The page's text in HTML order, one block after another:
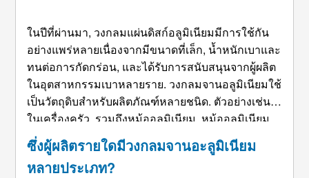
ในปีที่ผ่านมา, วงกลมแผ่นดิสก์อลูมิเนียมมีการใช้กัน
อย่างแพร่หลายเนื่องจากมีขนาดที่เล็ก, น้ำหนักเบาและ
ทนต่อการกัดกร่อน, และได้รับการสนับสนุนจากผู้ผลิต
ในอุตสาหกรรมเบาหลายราย. วงกลมจานอลูมิเนียมใช้
เป็นวัตถุดิบสำหรับผลิตภัณฑ์หลายชนิด. ตัวอย่างเช่น,
ในเครื่องครัว, รวมถึงหม้ออลูมิเนียม, หม้ออลูมิเนียม,
กระทะ, ถาดอบและตะแกรงอลูมิเนียม, ฯลฯ; สำหรับ
แสงสว่าง, เช่น โป๊ะโคม, ฐาน ...
ซึ่งผู้ผลิตรายใดมีวงกลมจานอะลูมิเนียม
หลายประเภท?